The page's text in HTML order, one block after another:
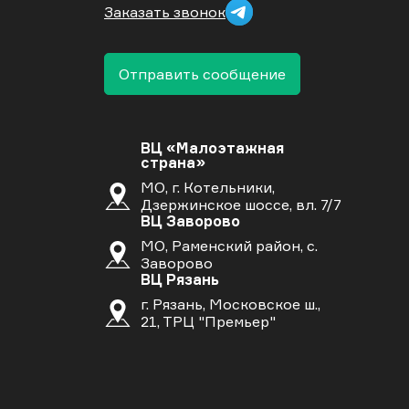
Заказать звонок
Отправить сообщение
ВЦ «Малоэтажная
страна»
МО, г. Котельники,
Дзержинское шоссе, вл. 7/7
ВЦ Заворово
МО, Раменский район, с.
Заворово
ВЦ Рязань
г. Рязань, Московское ш.,
21, ТРЦ "Премьер"